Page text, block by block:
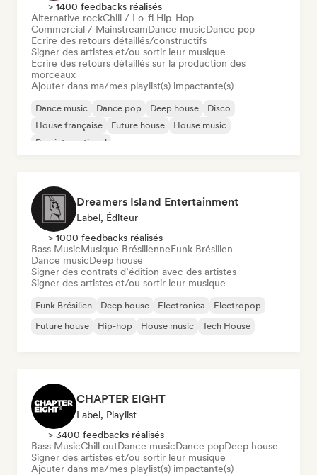
> 1400 feedbacks réalisés
Alternative rockChill / Lo-fi Hip-Hop
Commercial / MainstreamDance musicDance pop
Ecrire des retours détaillés/constructifs
Signer des artistes et/ou sortir leur musique
Ecrire des retours détaillés sur la production des
morceaux
Ajouter dans ma/mes playlist(s) impactante(s)
Dance music Dance pop Deep house
Disco
House française
Future house
House music
Pop international
Dreamers Island Entertainment
Label, Éditeur
> 1000 feedbacks réalisés
Bass MusicMusique BrésilienneFunk Brésilien
Dance musicDeep house
Signer des contrats d’édition avec des artistes
Signer des artistes et/ou sortir leur musique
Funk Brésilien Deep house Electronica
Electropop
Future house
Hip-hop House music Tech House
CHAPTER EIGHT
Label, Playlist
> 3400 feedbacks réalisés
Bass MusicChill outDance musicDance popDeep house
Signer des artistes et/ou sortir leur musique
Ajouter dans ma/mes playlist(s) impactante(s)